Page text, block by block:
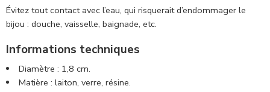
Évitez tout contact avec l’eau, qui risquerait d’endommager le
bijou : douche, vaisselle, baignade, etc.
Informations techniques
Diamètre : 1,8 cm.
Matière : laiton, verre, résine.